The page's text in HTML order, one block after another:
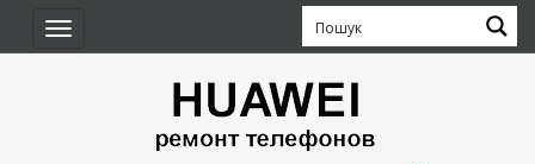
Toggle
navigation